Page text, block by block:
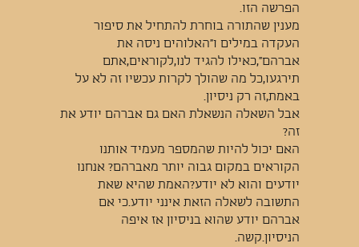
הפרשה הזו.
מענין שהתורה בוחרת להתחיל את סיפור
העקדה במילים ו"האלוהים ניסה את
אברהם",כאילו להגיד לנו,לקוראים,אתם
תירגעו,כל מה שהולך לקרות עכשיו זה לא על
באמת,זה רק ניסיון.
אבל השאלה הנשאלת האם גם אברהם יודע את
זה?
האם יכול להיות שהמספר מעמיד אותנו
הקוראים במקום גבוה יותר מאברהם? אנחנו
יודעים והוא לא יודע?האמת שהיא שאת
התשובה לשאלה הזאת אינני יודע.כי אם
אברהם יודע שהוא בניסיון אז איפה
הניסיון.קשה.